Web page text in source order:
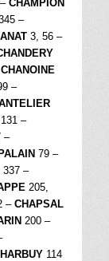
CHAMPION
–
3, 56 –
CHANOINE
–
131 –
–
79 –
337 –
205,
–CHAPSAL
200 –
114